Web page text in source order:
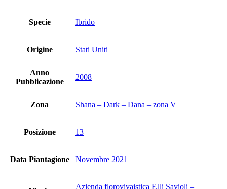
Specie Ibrido
Origine Stati Uniti
Anno
Pubblicazione
2008
Zona Shana – Dark – Dana – zona V
Posizione 13
Data Piantagione Novembre 2021
Azienda florovivaistica F.lli Savioli –